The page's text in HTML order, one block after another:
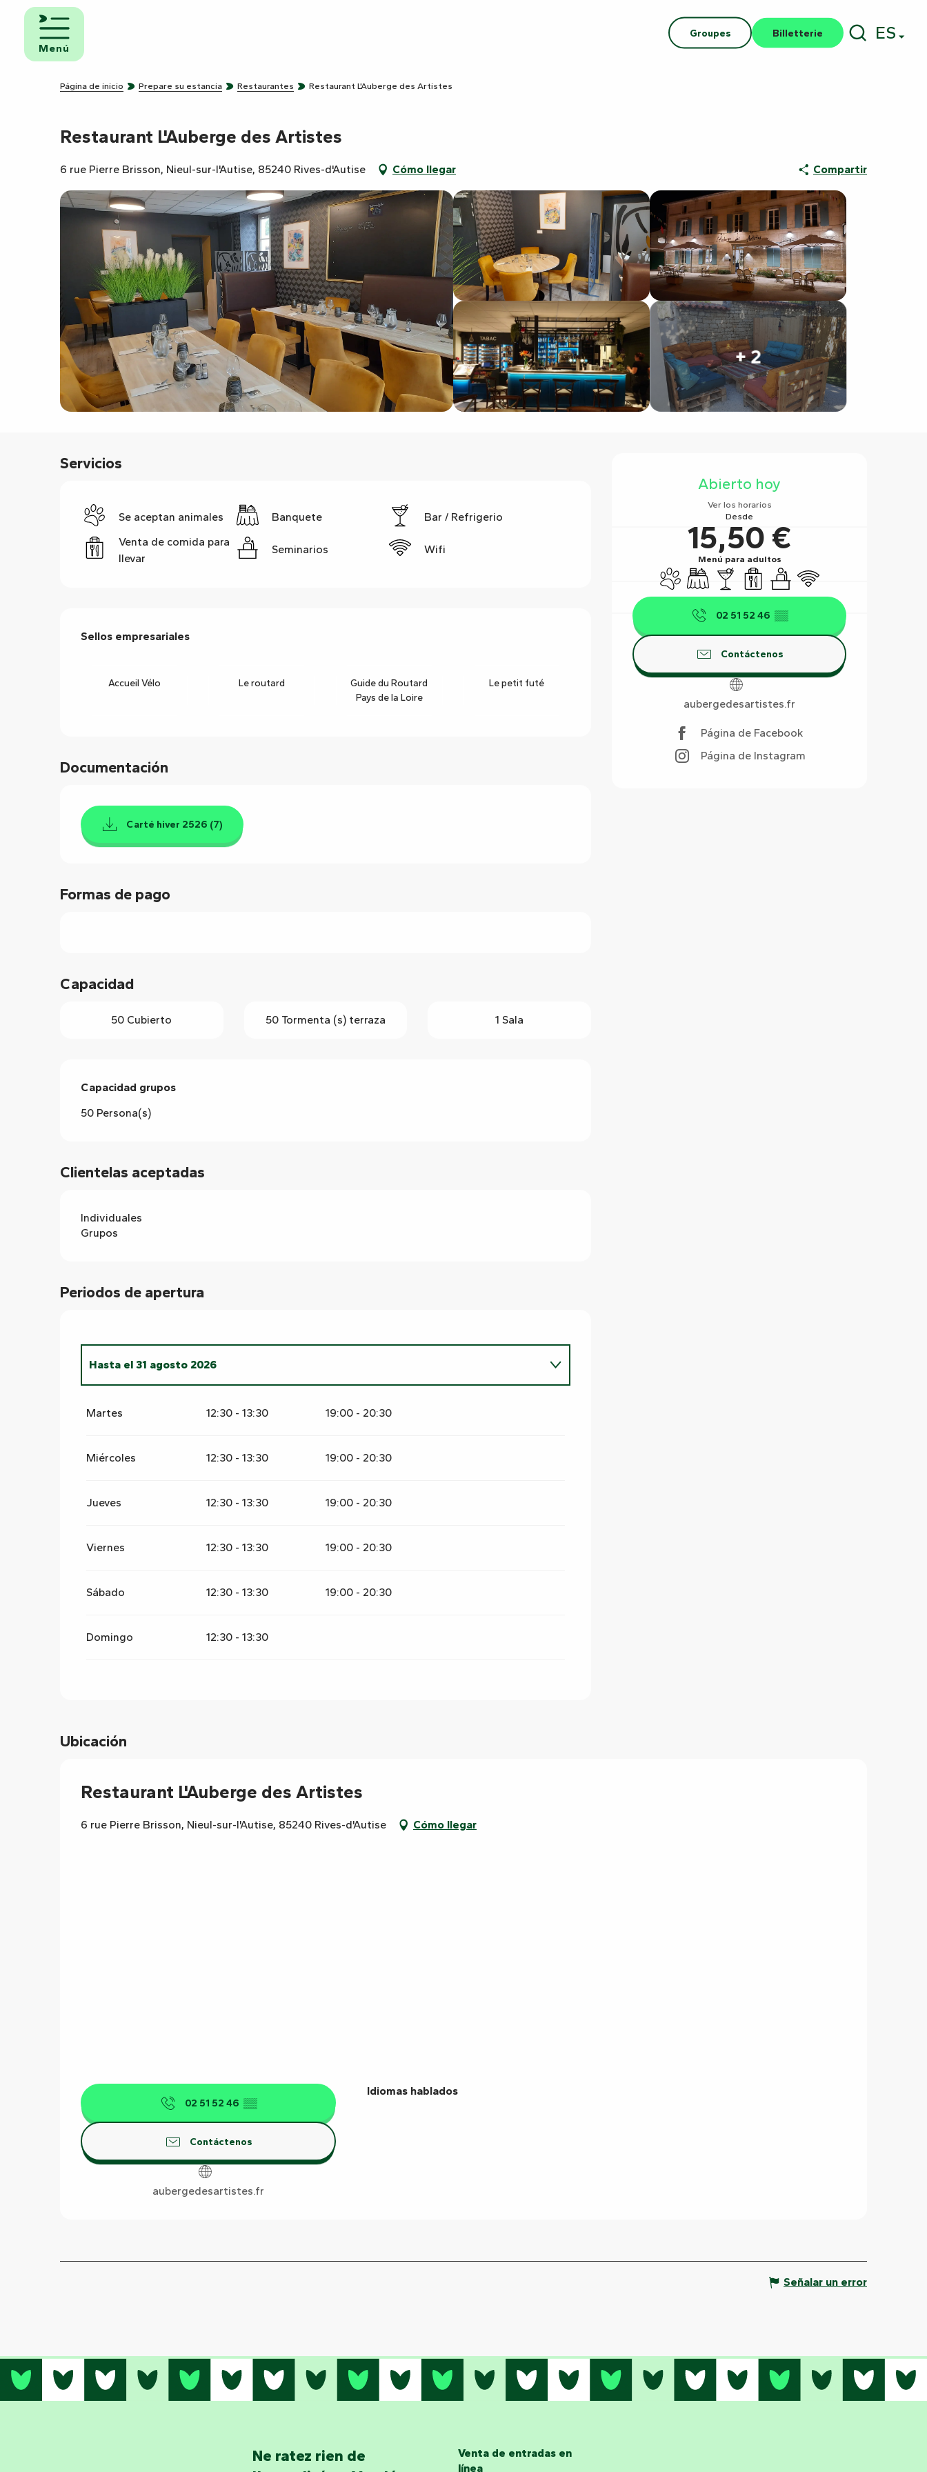
contenu
principal
Groupes Billetterie ES
Menú
Página de inicio Prepare su estancia Restaurantes Restaurant L'Auberge des Artistes
Restaurant L'Auberge des Artistes
6 rue Pierre Brisson, Nieul-sur-l'Autise, 85240 Rives-d'Autise Cómo llegar Compartir
+ 2
Abierto hoy
Ver los horarios
Desde
15,50 €
Menú para adultos
Se aceptan animales
BanqueteBar / Refrigerio
Venta de comida para llevar
Seminarios
Wifi
02 51 52 46 ▒▒
Contáctenos
aubergedesartistes.fr
Página de Facebook
Página de Instagram
Servicios
Se aceptan animales Banquete
Bar / Refrigerio
Venta de comida para
llevar
Seminarios Wifi
Oferta de prestaciones
Sellos empresariales
Sellos empresariales
Accueil Vélo Le routard
Guide du Routard
Pays de la Loire
Le petit futé
Documentación
Carté hiver 2526 (7)
Formas de pago
Capacidad
50 Cubierto 50 Tormenta (s) terraza 1 Sala
Capacidad grupos
Capacidad grupos
50 Persona(s)
Clientelas aceptadas
Individuales
Grupos
Periodos de apertura
Hasta el 31 agosto 2026
Martes 12:30 - 13:30 19:00 - 20:30
Miércoles 12:30 - 13:30 19:00 - 20:30
Jueves 12:30 - 13:30 19:00 - 20:30
Viernes 12:30 - 13:30 19:00 - 20:30
Sábado 12:30 - 13:30 19:00 - 20:30
Domingo 12:30 - 13:30
Ubicación
Restaurant L'Auberge des Artistes
6 rue Pierre Brisson, Nieul-sur-l'Autise, 85240 Rives-d'Autise Cómo llegar
02 51 52 46 ▒▒
Contáctenos
aubergedesartistes.fr
Idiomas hablados
Idiomas hablados
Señalar un error
Ne ratez rien de
Venta de entradas en
línea